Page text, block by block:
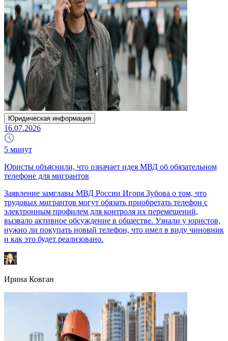
Юридическая информация
16.07.2026
5 минут
Юристы объяснили, что означает идея МВД об обязательном
телефоне для мигрантов
Заявление замглавы МВД России Игоря Зубова о том, что
трудовых мигрантов могут обязать приобретать телефон с
электронным профилем для контроля их перемещений,
вызвало активное обсуждение в обществе. Узнали у юристов,
нужно ли покупать новый телефон, что имел в виду чиновник
и как это будет реализовано.
Ирина Ковган